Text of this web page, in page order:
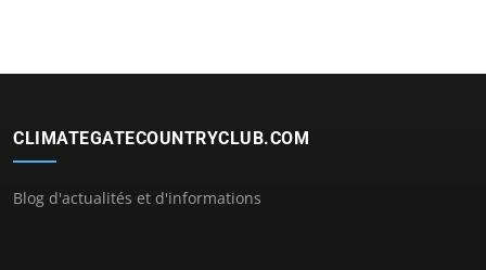
CLIMATEGATECOUNTRYCLUB.COM
Blog d'actualités et d'informations